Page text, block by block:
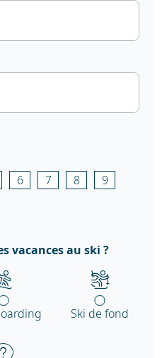
6 7 8
9
vacances au ski ?
Ski de fond